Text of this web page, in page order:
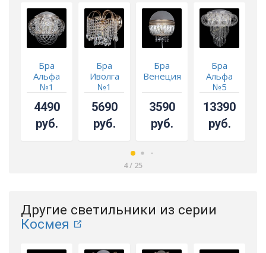
Бра
Альфа
№1
4490
руб.
Бра
Иволга
№1
5690
руб.
Бра
Венеция
3590
руб.
Бра
Альфа
№5
13390
руб.
4/ 25
Другие светильники из серии
Космея